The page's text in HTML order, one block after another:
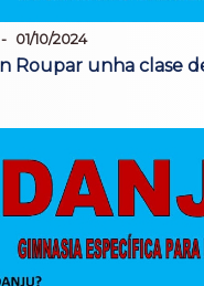
01/10/2024
Roupar unha clase